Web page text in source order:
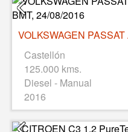
Castellón
125.000 kms.
Diesel - Manual
2016